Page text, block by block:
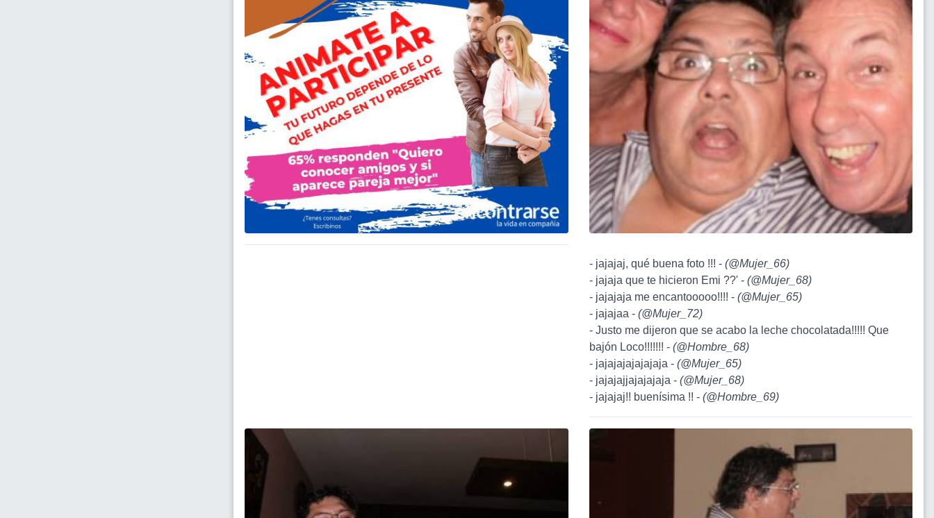
- jajajaj, qué buena foto !!! - (@Mujer_66)
- jajaja que te hicieron Emi ??' - (@Mujer_68)
- jajajaja me encantooooo!!!! - (@Mujer_65)
- jajajaa - (@Mujer_72)
- Justo me dijeron que se acabo la leche chocolatada!!!!! Que
bajón Loco!!!!!!! - (@Hombre_68)
- jajajajajajajaja - (@Mujer_65)
- jajajajjajajajaja - (@Mujer_68)
- jajajaj!! buenísima !! - (@Hombre_69)